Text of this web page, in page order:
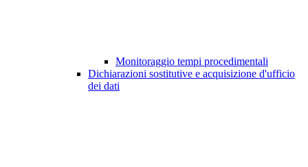
Monitoraggio tempi procedimentali
Dichiarazioni sostitutive e acquisizione d'ufficio
dei dati